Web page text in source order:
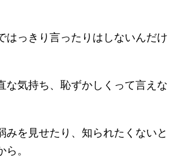
はっきり言ったりはしないんだけ
な気持ち、恥ずかしくって言えな
みを見せたり、知られたくないと
。